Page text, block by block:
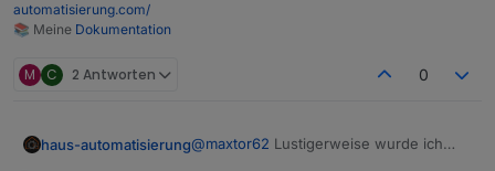
automatisierung.com/
📚 Meine Dokumentation
M C 2 Antworten 0
haus-automatisierung@maxtor62 Lustigerweise wurde ich